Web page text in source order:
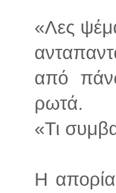
«Λες
από
ρωτά.
«Τι
Η